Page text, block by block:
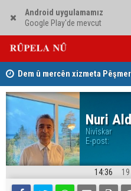
Android uygulamamız
Google Play'de mevcut
Dem û mercên xizmeta
pejirandin
Nuri
Nivîskar
E-post:
14:36